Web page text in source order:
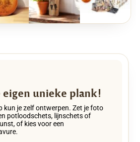
unieke plank!
kun je zelf ontwerpen. Zet je foto
potloodschets, lijnschets of
of kies voor een